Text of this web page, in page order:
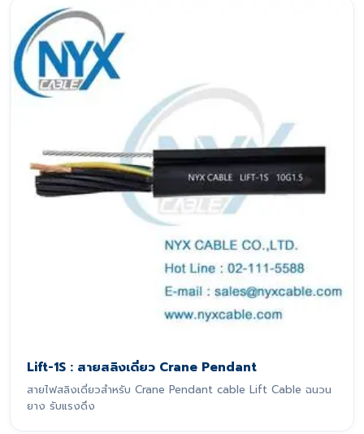
Lift-1S : สายสลิงเดี่ยว Crane Pendant
สายไฟสลิงเดี่ยวสำหรับ Crane Pendant cable Lift Cable ฉนวน
ยาง รับแรงดึง